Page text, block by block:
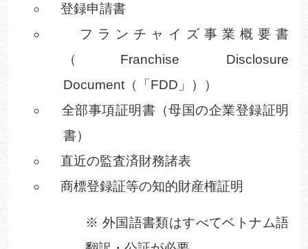
登録申請書
フランチャイズ事業概要書
（ Franchise Disclosure
Document （「 FDD 」））
全部事項証明書（母国の企業登録証明
書）
直近の監査済財務諸表
商標登録証等の知的財産権証明
※ 外国語書類はすべてベトナム語